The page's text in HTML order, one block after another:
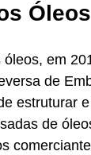
Óleos
em
de
estruturar
de